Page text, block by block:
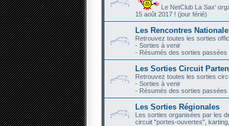
Le NetClub La Sax'
15 août 2017 ! (jour férié)
Les Rencontres
Retrouvez toutes les sorties
- Sorties à venir
- Résumés des sorties passées
Les Sorties Circuit
Retrouvez toutes les sorties
- Sorties à venir
- Résumés des sorties passées
Les Sorties Régionales
Les sorties organisées par les
circuit "portes-ouvertes",